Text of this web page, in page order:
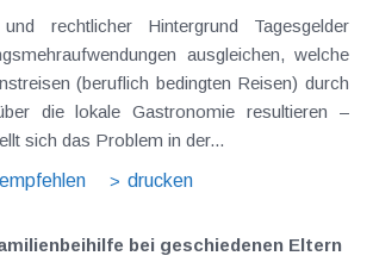
Hintergrund Tagesgelder
ausgleichen, welche
(beruflich bedingten Reisen) durch
die lokale Gastronomie resultieren –
sich das Problem in der...
empfehlen drucken
bei geschiedenen Eltern